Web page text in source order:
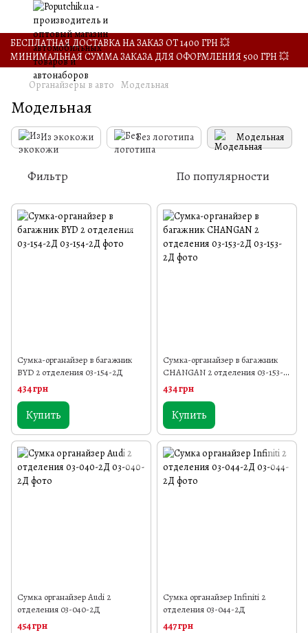
БЕСПЛАТНАЯ ДОСТАВКА НА ЗАКАЗ ОТ 1400 ГРН 💥
МИНИМАЛЬНАЯ СУММА ЗАКАЗА ДЛЯ ОФОРМЛЕНИЯ 500 ГРН 💥
Органайзеры в авто Модельная
Модельная
Из экокожи Без логотипа Модельная
Фильтр По популярности
Сумка-органайзер в багажник
BYD 2 отделения 03-154-2Д
434 грн
Купить
Сумка-органайзер в багажник
CHANGAN 2 отделения 03-153-
2Д
434 грн
Купить
Сумка органайзер Audi 2
отделения 03-040-2Д
454 грн
Сумка органайзер Infiniti 2
отделения 03-044-2Д
447 грн